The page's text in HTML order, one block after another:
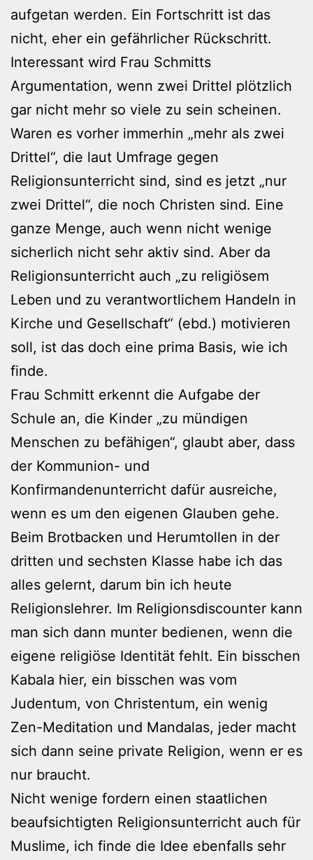
aufgetan werden. Ein Fortschritt ist das
nicht, eher ein gefährlicher Rückschritt.
Interessant wird Frau Schmitts
Argumentation, wenn zwei Drittel plötzlich
gar nicht mehr so viele zu sein scheinen.
Waren es vorher immerhin „mehr als zwei
Drittel“, die laut Umfrage gegen
Religionsunterricht sind, sind es jetzt „nur
zwei Drittel“, die noch Christen sind. Eine
ganze Menge, auch wenn nicht wenige
sicherlich nicht sehr aktiv sind. Aber da
Religionsunterricht auch „zu religiösem
Leben und zu verantwortlichem Handeln in
Kirche und Gesellschaft“ (ebd.) motivieren
soll, ist das doch eine prima Basis, wie ich
finde.
Frau Schmitt erkennt die Aufgabe der
Schule an, die Kinder „zu mündigen
Menschen zu befähigen“, glaubt aber, dass
der Kommunion- und
Konfirmandenunterricht dafür ausreiche,
wenn es um den eigenen Glauben gehe.
Beim Brotbacken und Herumtollen in der
dritten und sechsten Klasse habe ich das
alles gelernt, darum bin ich heute
Religionslehrer. Im Religionsdiscounter kann
man sich dann munter bedienen, wenn die
eigene religiöse Identität fehlt. Ein bisschen
Kabala hier, ein bisschen was vom
Judentum, von Christentum, ein wenig
Zen-Meditation und Mandalas, jeder macht
sich dann seine private Religion, wenn er es
nur braucht.
Nicht wenige fordern einen staatlichen
beaufsichtigten Religionsunterricht auch für
Muslime, ich finde die Idee ebenfalls sehr